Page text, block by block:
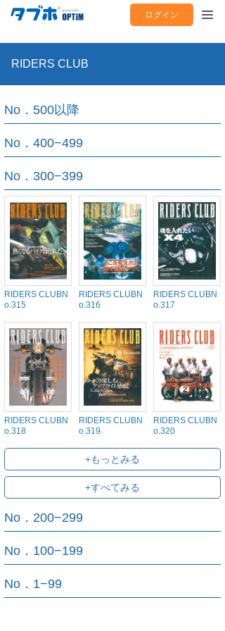
ログイン
RIDERS CLUB
No．500以降
No．400−499
No．300−399
RIDERS CLUBN
o.315
RIDERS CLUBN
o.316
RIDERS CLUBN
o.317
RIDERS CLUBN
o.318
RIDERS CLUBN
o.319
RIDERS CLUBN
o.320
+もっとみる
+すべてみる
No．200−299
No．100−199
No．1−99